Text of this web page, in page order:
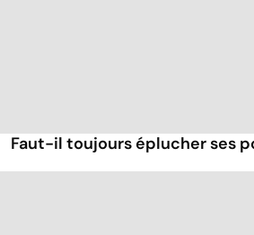
Faut-il toujours éplucher ses